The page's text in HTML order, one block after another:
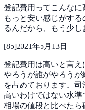
登記費用ってこんなに
もっと安い感じがす
るんだから、もう少し
[85]2021年5月13日
登記費用は高いと言
やろうが誰がやろう
を占めております。
高いわけではない水
相場の値段と比べた